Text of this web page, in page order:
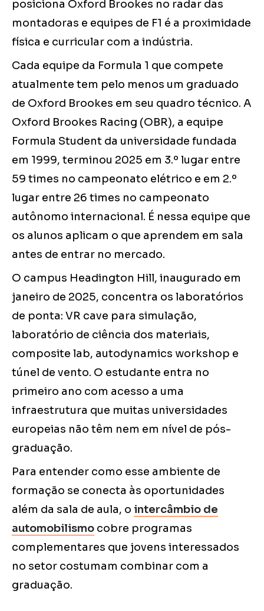
posiciona Oxford Brookes no radar das
montadoras e equipes de F1 é a proximidade
física e curricular com a indústria.
Cada equipe da Formula 1 que compete
atualmente tem pelo menos um graduado
de Oxford Brookes em seu quadro técnico. A
Oxford Brookes Racing (OBR), a equipe
Formula Student da universidade fundada
em 1999, terminou 2025 em 3.º lugar entre
59 times no campeonato elétrico e em 2.º
lugar entre 26 times no campeonato
autônomo internacional. É nessa equipe que
os alunos aplicam o que aprendem em sala
antes de entrar no mercado.
O campus Headington Hill, inaugurado em
janeiro de 2025, concentra os laboratórios
de ponta: VR cave para simulação,
laboratório de ciência dos materiais,
composite lab, autodynamics workshop e
túnel de vento. O estudante entra no
primeiro ano com acesso a uma
infraestrutura que muitas universidades
europeias não têm nem em nível de pós-
graduação.
Para entender como esse ambiente de
formação se conecta às oportunidades
além da sala de aula, o intercâmbio de
automobilismo cobre programas
complementares que jovens interessados
no setor costumam combinar com a
graduação.